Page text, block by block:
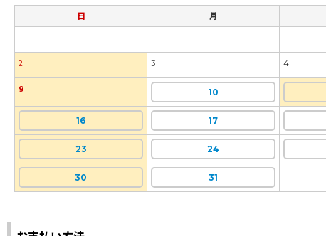
日 月
2 3 4
9 10
16 17
23 24
30 31